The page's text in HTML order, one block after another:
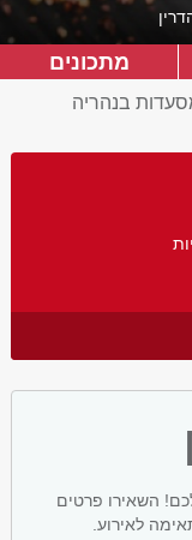
מתכונים
בנהריה
השאירו פרטים
לאירוע.